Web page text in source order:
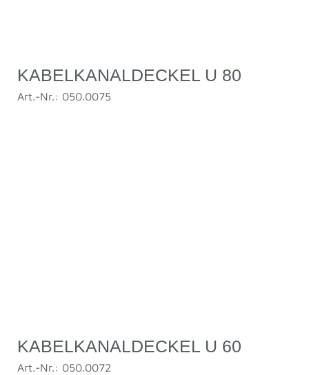
KABELKANALDECKEL U 80
Art.-Nr.: 050.0075
KABELKANALDECKEL U 60
Art.-Nr.: 050.0072